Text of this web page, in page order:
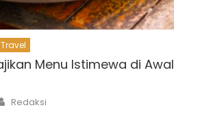
Travel
Menu Istimewa di Awal
Author
Redaksi